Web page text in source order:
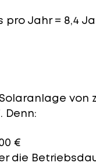
pro Jahr = 8,4
von
Denn:
€
die